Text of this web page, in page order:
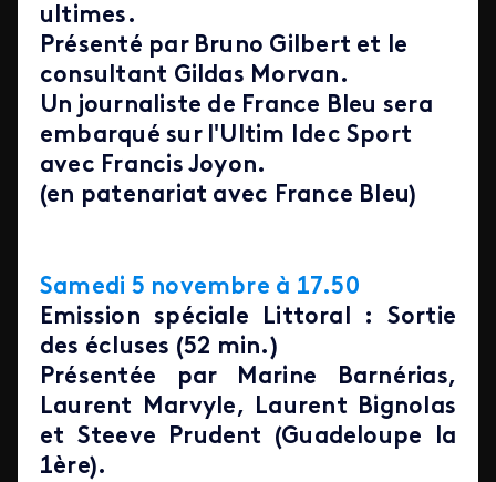
ultimes.
Présenté par Bruno Gilbert et le
consultant Gildas Morvan.
Un journaliste de France Bleu sera
embarqué sur l'Ultim Idec Sport
avec Francis Joyon.
(en patenariat avec France Bleu)
Samedi 5 novembre à 17.50
Emission spéciale Littoral : Sortie
des écluses (52 min.)
Présentée par Marine Barnérias,
Laurent Marvyle, Laurent Bignolas
et Steeve Prudent (Guadeloupe la
1ère).